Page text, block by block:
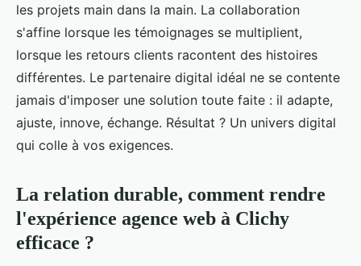
les projets main dans la main. La collaboration
s'affine lorsque les témoignages se multiplient,
lorsque les retours clients racontent des histoires
différentes. Le partenaire digital idéal ne se contente
jamais d'imposer une solution toute faite : il adapte,
ajuste, innove, échange. Résultat ? Un univers digital
qui colle à vos exigences.
La relation durable, comment rendre
l'expérience agence web à Clichy
efficace ?